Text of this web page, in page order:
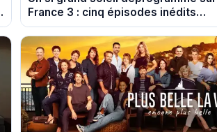
France 3 : cinq épisodes inédits
diffusés le 13 août